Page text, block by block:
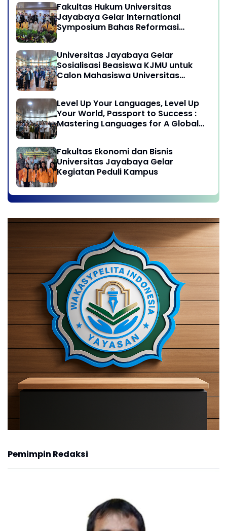
Sukamandi Masagi - Kabupaten
Subang, Jawa Barat
Fakultas Hukum Universitas
Jayabaya Gelar International
Symposium Bahas Reformasi
Universitas Jayabaya Gelar
Sosialisasi Beasiswa KJMU untuk
Calon Mahasiswa Universitas
Level Up Your Languages, Level Up
Your World, Passport to Success :
Mastering Languages for A Global
Fakultas Ekonomi dan Bisnis
Universitas Jayabaya Gelar
Kegiatan Peduli Kampus
Pemimpin Redaksi